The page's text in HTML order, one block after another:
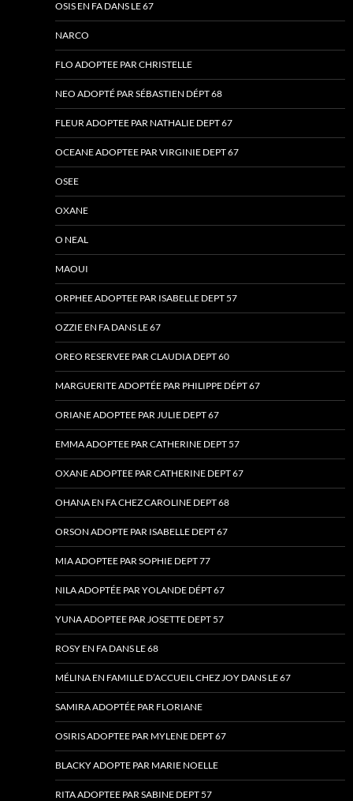
OSIS EN FA DANS LE 67
NARCO
FLO ADOPTEE PAR CHRISTELLE
NEO ADOPTÉ PAR SÉBASTIEN DÉPT 68
FLEUR ADOPTEE PAR NATHALIE DEPT 67
OCEANE ADOPTEE PAR VIRGINIE DEPT 67
OSEE
OXANE
O NEAL
MAOUI
ORPHEE ADOPTEE PAR ISABELLE DEPT 57
OZZIE EN FA DANS LE 67
OREO RESERVEE PAR CLAUDIA DEPT 60
MARGUERITE ADOPTÉE PAR PHILIPPE DÉPT 67
ORIANE ADOPTEE PAR JULIE DEPT 67
EMMA ADOPTEE PAR CATHERINE DEPT 57
OXANE ADOPTEE PAR CATHERINE DEPT 67
OHANA EN FA CHEZ CAROLINE DEPT 68
ORSON ADOPTE PAR ISABELLE DEPT 67
MIA ADOPTEE PAR SOPHIE DEPT 77
NILA ADOPTÉE PAR YOLANDE DÉPT 67
YUNA ADOPTEE PAR JOSETTE DEPT 57
ROSY EN FA DANS LE 68
MÉLINA EN FAMILLE D’ACCUEIL CHEZ JOY DANS LE 67
SAMIRA ADOPTÉE PAR FLORIANE
OSIRIS ADOPTEE PAR MYLENE DEPT 67
BLACKY ADOPTE PAR MARIE NOELLE
RITA ADOPTEE PAR SABINE DEPT 57